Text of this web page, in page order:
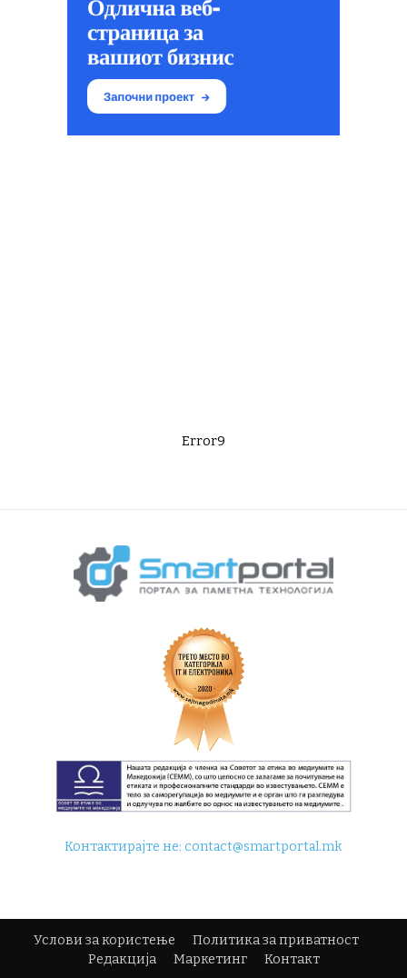
Error9
Контактирајте не:contact@smartportal.mk
Услови за користење
Политика за приватност
Редакција
Маркетинг Контакт